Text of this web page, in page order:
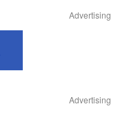
Advertising
Advertising